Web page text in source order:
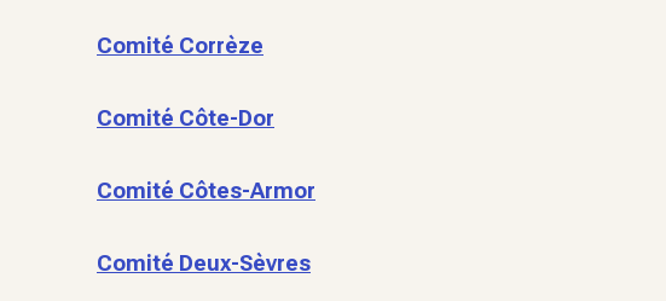
Comité Corrèze
Comité Côte-Dor
Comité Côtes-Armor
Comité Deux-Sèvres